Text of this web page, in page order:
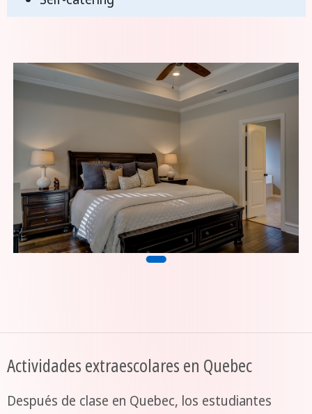
Actividades extraescolares en Quebec
Después de clase en Quebec, los estudiantes